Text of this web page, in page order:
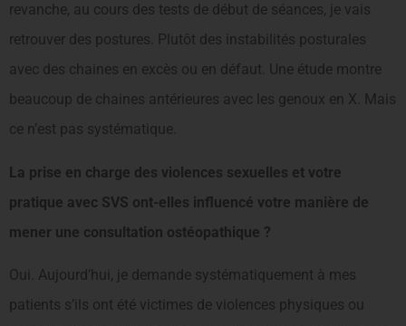
revanche, au cours des tests de début de séances, je vais
retrouver des postures. Plutôt des instabilités posturales
avec des chaines en excès ou en défaut. Une étude montre
beaucoup de chaines antérieures avec les genoux en X. Mais
ce n’est pas systématique.
La prise en charge des violences sexuelles et votre
pratique avec SVS ont-elles influencé votre manière de
mener une consultation ostéopathique ?
Oui. Aujourd’hui, je demande systématiquement à mes
patients s’ils ont été victimes de violences physiques ou